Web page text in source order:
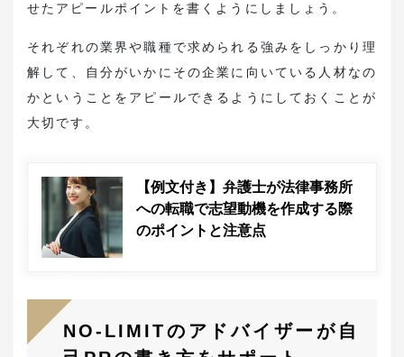
せたアピールポイントを書くようにしましょう。
それぞれの業界や職種で求められる強みをしっかり理
解して、自分がいかにその企業に向いている人材なの
かということをアピールできるようにしておくことが
大切です。
【例文付き】弁護士が法律事務所
への転職で志望動機を作成する際
のポイントと注意点
NO-LIMITのアドバイザーが自